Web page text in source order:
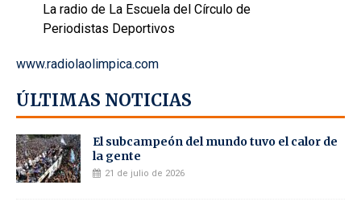
La radio de La Escuela del Círculo de
Periodistas Deportivos
www.radiolaolimpica.com
ÚLTIMAS NOTICIAS
El subcampeón del mundo tuvo el calor de
la gente
21 de julio de 2026